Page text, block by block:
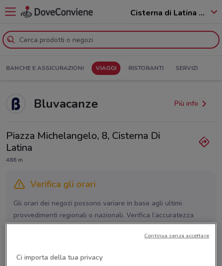
Cisterna di Latina - 04012
BANCHE E ASSICURAZIONI VIAGGI RISTORANTI SERVIZI
Bluvacanze Più info
Piazza Michelangelo, 8, Cisterna Di
Latina
486 m
Verifica gli orari
Gli orari dei negozi possono variare in base agli ultimi
provvedimenti regionali o nazionali. Verifica l’accuratezza
chiamando il negozio.
Ci importa della tua privacy
Continua senza accettare